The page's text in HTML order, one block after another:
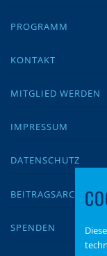
PROGRAMM
KONTAKT
MITGLIED WERDEN
IMPRESSUM
DATENSCHUTZ
BEITRAGSARCHIV
SPENDEN